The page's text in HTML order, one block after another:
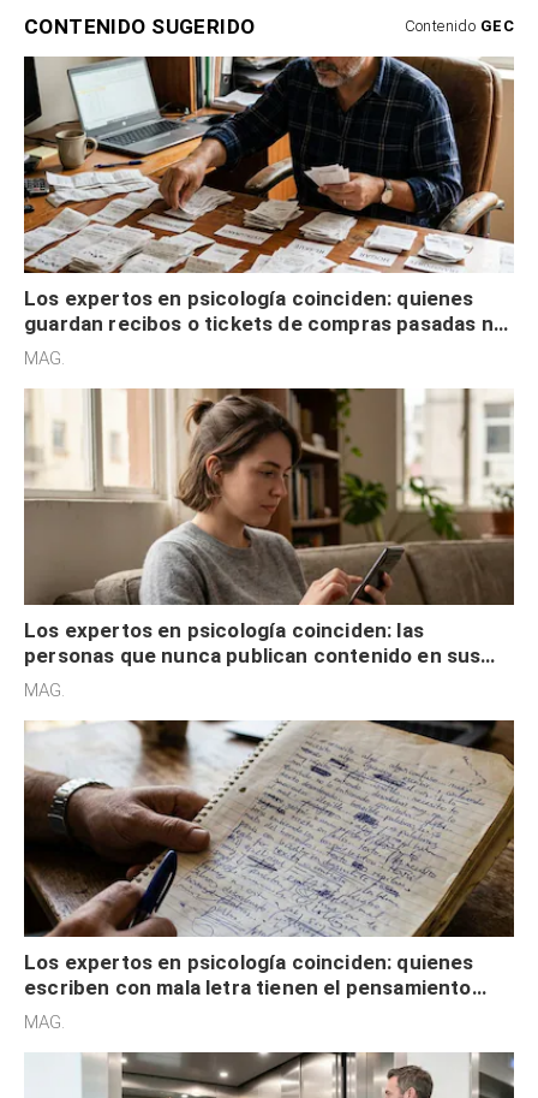
CONTENIDO SUGERIDO Contenido GEC
Los expertos en psicología coinciden: quienes
guardan recibos o tickets de compras pasadas no
son acumuladores, sino que tienen necesidad de
MAG.
Los expertos en psicología coinciden: las
personas que nunca publican contenido en sus
redes sociales no pretenden buscar validación
MAG.
Los expertos en psicología coinciden: quienes
escriben con mala letra tienen el pensamiento
acelerado y no lo hacen por desinterés
MAG.